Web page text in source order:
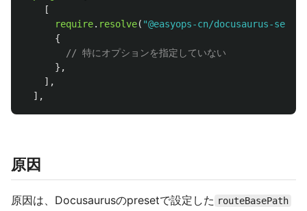
[
require. resolve( "@easyops-cn/docusaurus-
{
// 特にオプションを指定していない
},
],
],
原因
原因は、Docusaurusのpresetで設定した routeBasePath